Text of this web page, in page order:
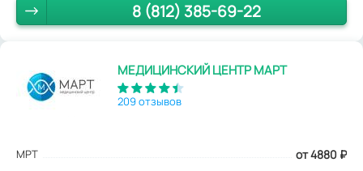
8 (812) 385-69-22
МЕДИЦИНСКИЙ ЦЕНТР МАРТ
209 отзывов
МРТ от 4880 ₽